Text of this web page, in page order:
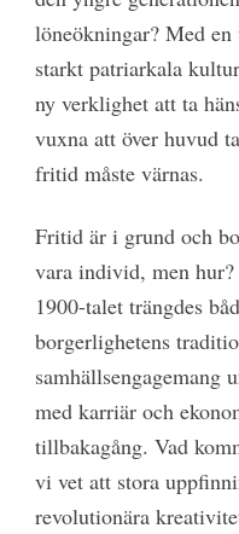
löneökningar? Med
starkt patriarkala
ny verklighet att ta
vuxna att över huvud
fritid måste värnas.
Fritid är i grund och
vara individ, men hur?
1900-talet trängdes
borgerlighetens
samhällsengagemang
med karriär och
tillbakagång. Vad
vi vet att stora
revolutionära